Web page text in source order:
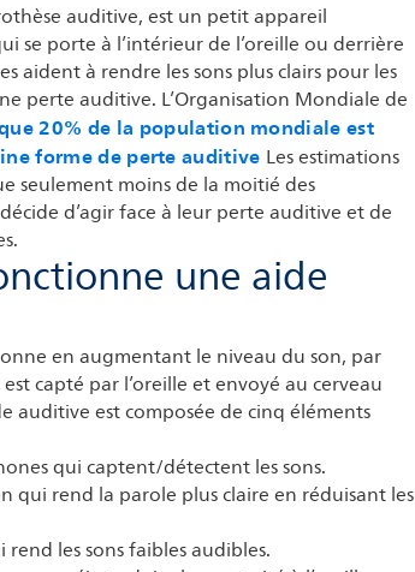
auditive, est un petit appareil
se porte à l’intérieur de l’oreille ou derrière
aident à rendre les sons plus clairs pour les
perte auditive. L’Organisation Mondiale de
20% de la population mondiale est
forme de perte auditive Les estimations
seulement moins de la moitié des
d’agir face à leur perte auditive et de
une aide
en augmentant le niveau du son, par
capté par l’oreille et envoyé au cerveau
auditive est composée de cinq éléments
qui captent/détectent les sons.
qui rend la parole plus claire en réduisant les
les sons faibles audibles.